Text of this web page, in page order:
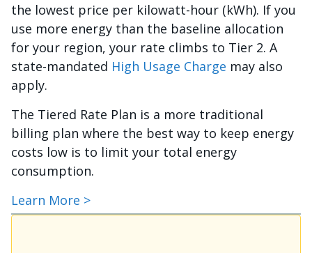
the lowest price per kilowatt-hour (kWh). If you
use more energy than the baseline allocation
for your region, your rate climbs to Tier 2. A
state-mandated High Usage Charge may also
apply.
The Tiered Rate Plan is a more traditional
billing plan where the best way to keep energy
costs low is to limit your total energy
consumption.
Learn More >